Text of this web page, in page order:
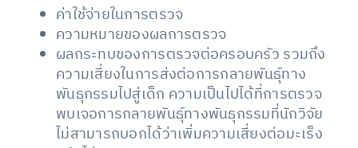
ค่าใช้จ่ายในการตรวจ
ความหมายของผลการตรวจ
ผลกระทบของการตรวจต่อครอบครัว รวมถึง
ความเสี่ยงในการส่งต่อการกลายพันธุ์ทาง
พันธุกรรมไปสู่เด็ก ความเป็นไปได้ที่การตรวจ
พบเจอการกลายพันธุ์ทางพันธุกรรมที่นักวิจัย
ไม่สามารถบอกได้ว่าเพิ่มความเสี่ยงต่อมะเร็ง